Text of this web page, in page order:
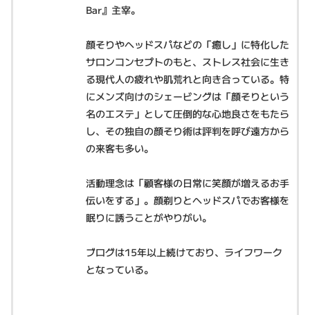
Bar』主宰。
顔そりやヘッドスパなどの「癒し」に特化した
サロンコンセプトのもと、ストレス社会に生き
る現代人の疲れや肌荒れと向き合っている。特
にメンズ向けのシェービングは「顔そりという
名のエステ」として圧倒的な心地良さをもたら
し、その独自の顔そり術は評判を呼び遠方から
の来客も多い。
活動理念は「顧客様の日常に笑顔が増えるお手
伝いをする」。顔剃りとヘッドスパでお客様を
眠りに誘うことがやりがい。
ブログは15年以上続けており、ライフワーク
となっている。